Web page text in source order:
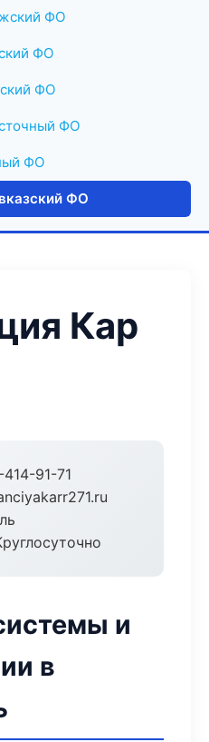
ФО
ФО
ФО
ФО
ФО
ФО
Кар
91-71
и
в